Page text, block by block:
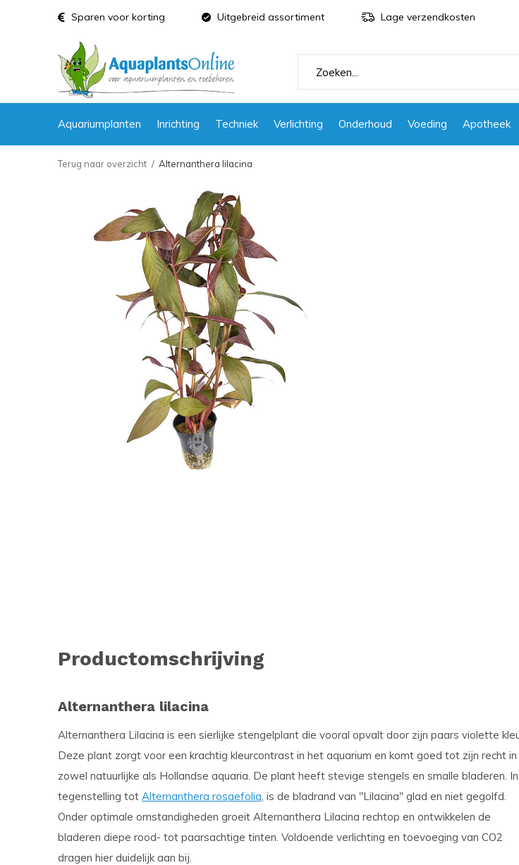
Aquariumplanten Inrichting Techniek Verlichting Onderhoud Voeding Apotheek
Sparen voor korting Uitgebreid assortiment Lage verzendkosten
Terug naar overzicht Alternanthera lilacina
Productomschrijving
Alternanthera lilacina
Alternanthera Lilacina is een sierlijke stengelplant die vooral opvalt door zijn paars violette
Deze plant zorgt voor een krachtig kleurcontrast in het aquarium en komt goed tot zijn recht in
zowel natuurlijke als Hollandse aquaria. De plant heeft stevige stengels en smalle bladeren. In
tegenstelling tot Alternanthera rosaefolia, is de bladrand van "Lilacina" glad en niet gegolfd.
Onder optimale omstandigheden groeit Alternanthera Lilacina rechtop en ontwikkelen de
bladeren diepe rood- tot paarsachtige tinten. Voldoende verlichting en toevoeging van CO2
dragen hier duidelijk aan bij.